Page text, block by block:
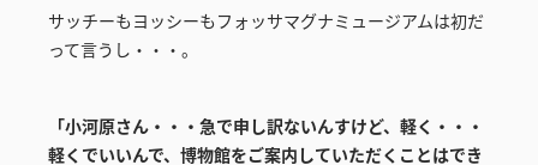
サッチーもヨッシーもフォッサマグナミュージアムは初だ
って言うし・・・。
「小河原さん・・・急で申し訳ないんすけど、軽く・・・
軽くでいいんで、博物館をご案内していただくことはでき